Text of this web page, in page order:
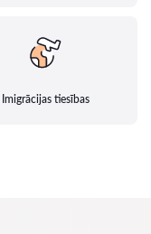
Imigrācijas tiesības